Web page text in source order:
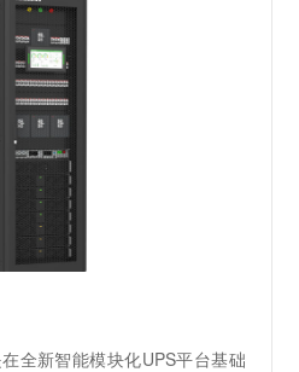
全新智能模块化UPS平台基础